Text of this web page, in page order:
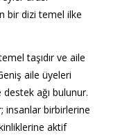
bir dizi temel ilke
taşıdır ve aile
aile üyeleri
destek ağı bulunur.
insanlar birbirlerine
aktif